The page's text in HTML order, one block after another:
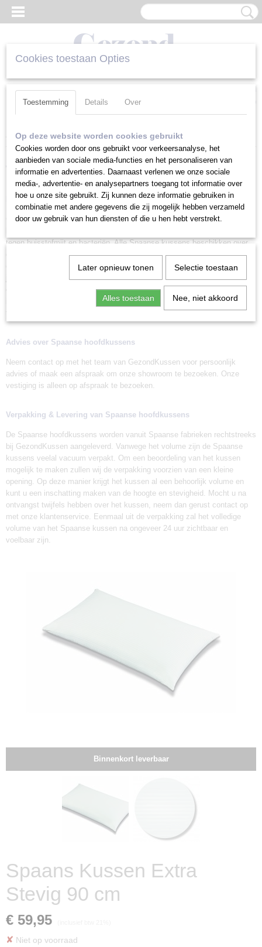
Inloggen Registreren
Home >Spaanse Kussens> Spaans Kussen Extra Stevig 90 cm
Wij leveren alleen originele Spaanse hoofdkussens, super gezond
hoofdkussen!
GezondKussen levert alleen originele Spaanse producten van de hoogste
tegen huisstofmijt en bacteriën. Alle Spaanse kussens beschikken over
een extra beschermende, met rits afsluitbare hoes van 100% katoen. De
extra hoes maakt het onderhoud van uw kussen zeer eenvoudig, zodat u
jarenlang van een gezonde nachtrust kunt genieten. Ons assortiment
omvat verschillende varianten van het Spaanse hoofdkussen. Varianten
in stevigheid, maar ook van traagschuim, vulling van Dons en een
thermoregulerend Spaans kussen.
Advies over Spaanse hoofdkussens
Neem contact op met het team van GezondKussen voor persoonlijk
advies of maak een afspraak om onze showroom te bezoeken. Onze
vestiging is alleen op afspraak te bezoeken.
Verpakking & Levering van Spaanse hoofdkussens
De Spaanse hoofdkussens worden vanuit Spaanse fabrieken rechtstreeks
bij GezondKussen aangeleverd. Vanwege het volume zijn de Spaanse
kussens veelal vacuum verpakt. Om een beoordeling van het kussen
mogelijk te maken zullen wij de verpakking voorzien van een kleine
opening. Op deze manier krijgt het kussen al een behoorlijk volume en
kunt u een inschatting maken van de hoogte en stevigheid. Mocht u na
ontvangst twijfels hebben over het kussen, neem dan gerust contact op
met onze klantenservice. Eenmaal uit de verpakking zal het volledige
volume van het Spaanse kussen na ongeveer 24 uur zichtbaar en
voelbaar zijn.
Binnenkort leverbaar
Spaans Kussen Extra
Stevig 90 cm
€ 59,95
✘ Niet op voorraad
Cookies toestaan Opties
Toestemming Details Over
Op deze website worden cookies gebruikt
Cookies worden door ons gebruikt voor verkeersanalyse, het
aanbieden van sociale media-functies en het personaliseren van
informatie en advertenties. Daarnaast verlenen we onze sociale
media-, advertentie- en analysepartners toegang tot informatie over
hoe u onze site gebruikt. Zij kunnen deze informatie gebruiken in
combinatie met andere gegevens die zij mogelijk hebben verzameld
door uw gebruik van hun diensten of die u hen hebt verstrekt.
Later opnieuw tonen Selectie toestaan
Alles toestaan Nee, niet akkoord